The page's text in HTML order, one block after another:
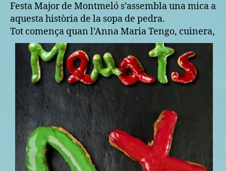
Festa Major de Montmeló s’assembla una mica a
aquesta història de la sopa de pedra.
Tot comença quan l’Anna Maria Tengo, cuinera,